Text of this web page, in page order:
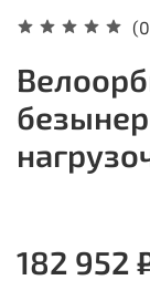
182 952